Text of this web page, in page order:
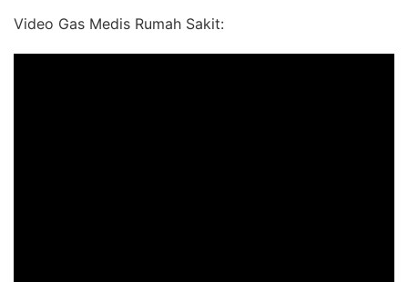
Video Gas Medis Rumah Sakit: